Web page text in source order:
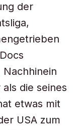
der
die seines
etwas mit
USA zum